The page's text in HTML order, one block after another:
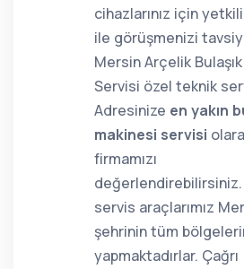
cihazlarınız için
ile görüşmenizi
Mersin Arçelik
Servisi özel teknik
Adresinize en yakın
makinesi servisi
firmamızı
servis araçlarımız
şehrinin tüm
yapmaktadırlar. Çağrı